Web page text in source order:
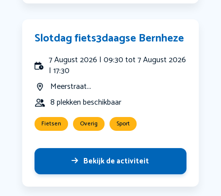
Slotdag fiets3daagse Bernheze
7 August 2026 | 09:30 tot 7 August 2026
| 17:30
Meerstraat...
8 plekken beschikbaar
Fietsen Overig Sport
Bekijk de activiteit